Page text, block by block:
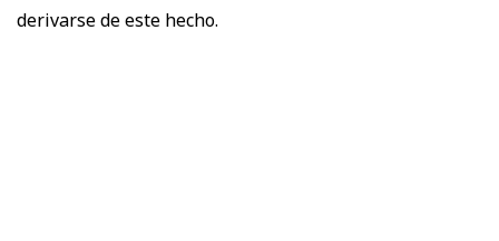
derivarse de este hecho.